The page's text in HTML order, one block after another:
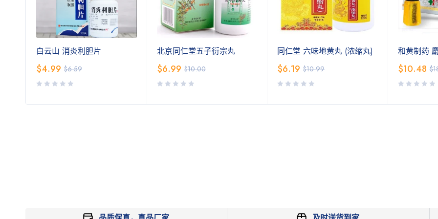
白云山 消炎利胆片
$6.59
$4.99
北京同仁堂五子衍宗丸
$10.00
$6.99
同仁堂 六味地黄丸 (浓缩丸)
$10.99
$6.19
和黄制药
$
$10.48